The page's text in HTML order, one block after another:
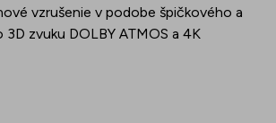
vzrušenie v podobe špičkového a
zvuku DOLBY ATMOS a 4K